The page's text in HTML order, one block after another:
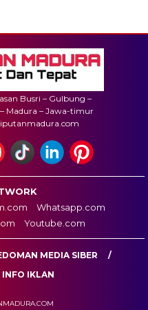
Busri – Gulbung –
Madura – Jawa-timur
Whatsapp.com
Youtube.com
MEDIA SIBER
INFO IKLAN